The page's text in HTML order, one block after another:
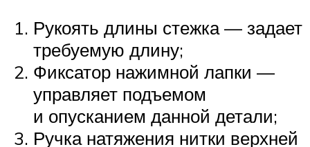
Рукоять длины стежка — задает
требуемую длину;
Фиксатор нажимной лапки —
управляет подъемом
и опусканием данной детали;
Ручка натяжения нитки верхней